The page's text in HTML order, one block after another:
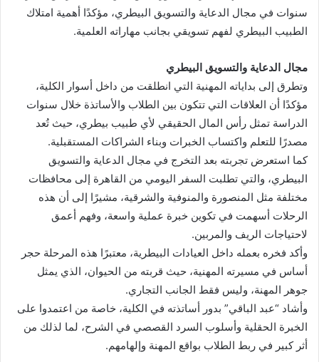
سنوات في مجال الدعاية والتسويق البيطري، مؤكدًا أهمية امتلاك
الطبيب البيطري لفهم تسويقي بجانب مهاراته العلمية.
مجال الدعاية والتسويق البيطري
وتطرق إلى بداياته المهنية التي انطلقت من داخل أسوار الكلية،
مؤكدًا أن العلاقات التي تتكون بين الطلاب والأساتذة خلال سنوات
الدراسة تمثل رأس المال الحقيقي لأي طبيب بيطري، حيث تُعد
مصدرًا للتعلم واكتساب الخبرات وبناء الشراكات المستقبلية.
كما استعرض تجربته بعد التخرج في مجال الدعاية والتسويق
البيطري، والتي تطلبت السفر اليومي من القاهرة إلى محافظات
مختلفة مثل المنصورة والمنوفية والشرقية، مشيرًا إلى أن هذه
الرحلات أسهمت في تكوين خبرة عملية واسعة، وفهم أعمق
لاحتياجات الريف والمربين.
وأكد فخره بعمله داخل العيادات البيطرية، معتبرًا هذه المرحلة حجر
أساس في مسيرته المهنية، حيث قربته من الحيوان، الذي يمثل
جوهر المهنة، وليس فقط الجانب التجاري.
وأشاد “عبد الباقي” بدور أساتذته في الكلية، خاصة من اعتمدوا على
الخبرة الحقلية وأسلوب السرد القصصي في الشرح، لما لذلك من
أثر كبير في ربط الطلاب بواقع المهنة وإلهامهم.